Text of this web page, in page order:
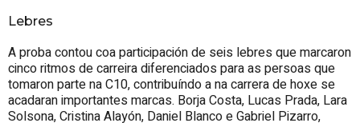
Lebres
A proba contou coa participación de seis lebres que marcaron
cinco ritmos de carreira diferenciados para as persoas que
tomaron parte na C10, contribuíndo a na carrera de hoxe se
acadaran importantes marcas. Borja Costa, Lucas Prada, Lara
Solsona, Cristina Alayón, Daniel Blanco e Gabriel Pizarro,